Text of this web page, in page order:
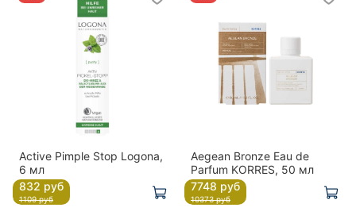
Active Pimple Stop Logona,
6 мл
832 руб
1109 руб
Aegean Bronze Eau de
Parfum KORRES, 50 мл
7748 руб
10373 руб